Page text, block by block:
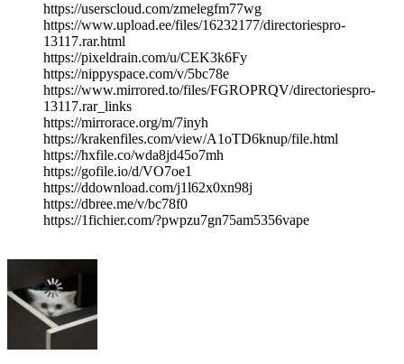
https://userscloud.com/zmelegfm77wg
https://www.upload.ee/files/16232177/directoriespro-
13117.rar.html
https://pixeldrain.com/u/CEK3k6Fy
https://nippyspace.com/v/5bc78e
https://www.mirrored.to/files/FGROPRQV/directoriespro-
13117.rar_links
https://mirrorace.org/m/7inyh
https://krakenfiles.com/view/A1oTD6knup/file.html
https://hxfile.co/wda8jd45o7mh
https://gofile.io/d/VO7oe1
https://ddownload.com/j1l62x0xn98j
https://dbree.me/v/bc78f0
https://1fichier.com/?pwpzu7gn75am5356vape